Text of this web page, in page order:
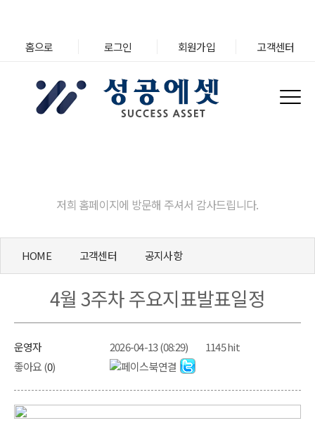
홈으로 로그인 회원가입 고객센터
저희 홈페이지에 방문해 주셔서 감사드립니다.
HOME 고객센터 공지사항
4월 3주차 주요지표발표일정
운영자 2026-04-13 (08:29)
1145 hit
좋아요 (0)